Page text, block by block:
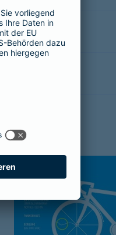
Schutzbrief